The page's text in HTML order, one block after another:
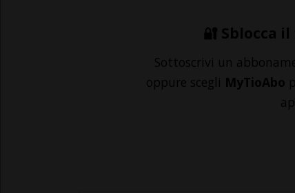
🔐 Sblocca
Sottoscrivi un
oppure scegli MyTioAbo